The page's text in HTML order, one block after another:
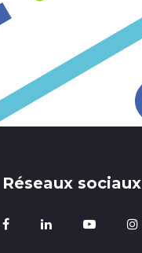
Réseaux sociaux